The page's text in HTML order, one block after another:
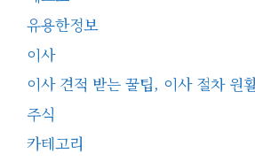
유용한정보
이사
이사 견적 받는 꿀팁, 이사 절차 원
주식
카테고리